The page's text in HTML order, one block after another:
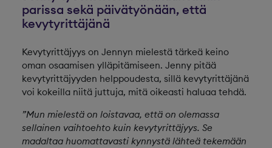
parissa sekä päivätyönään, että
kevytyrittäjänä
Kevytyrittäjyys on Jennyn mielestä tärkeä keino
oman osaamisen ylläpitämiseen. Jenny pitää
kevytyrittäjyyden helppoudesta, sillä kevytyrittäjänä
voi kokeilla niitä juttuja, mitä oikeasti haluaa tehdä.
”Mun mielestä on loistavaa, että on olemassa
sellainen vaihtoehto kuin kevytyrittäjyys. Se
madaltaa huomattavasti kynnystä lähteä tekemään